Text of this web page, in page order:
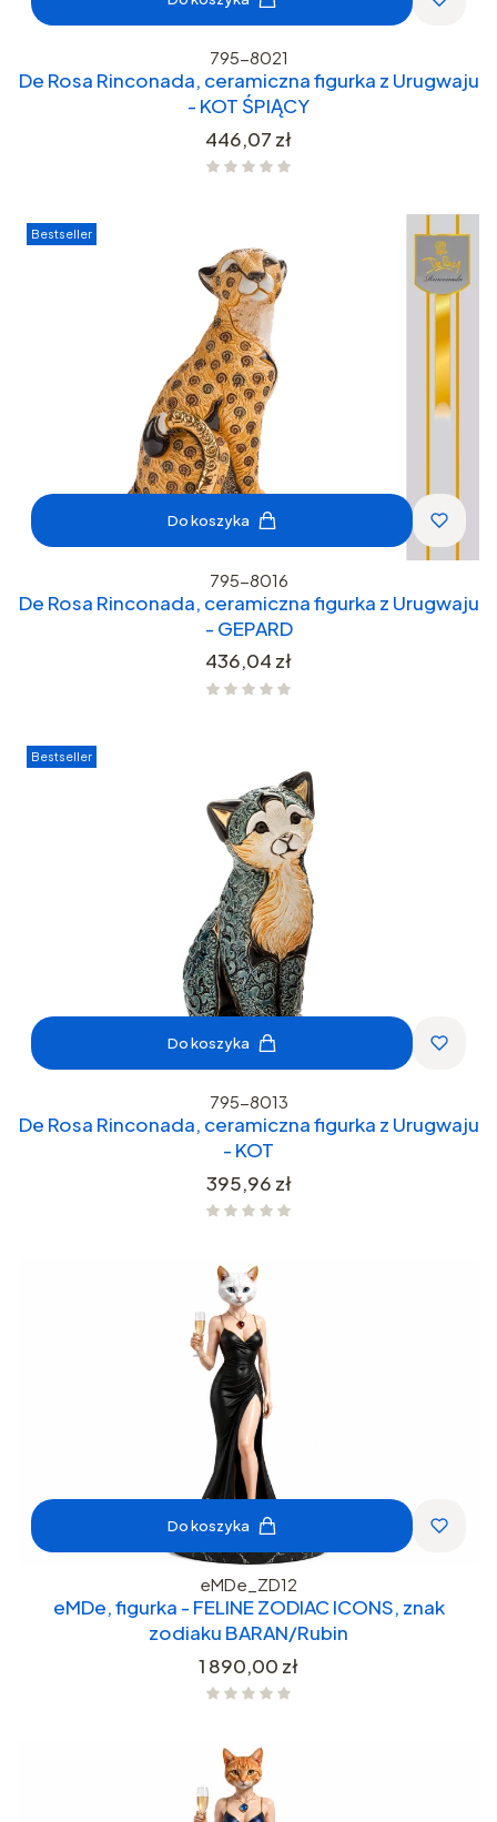
795-8021
De Rosa Rinconada, ceramiczna figurka z Urugwaju
- KOT ŚPIĄCY
Cena
446,07 zł
Bestseller
Do koszyka
795-8016
De Rosa Rinconada, ceramiczna figurka z Urugwaju
- GEPARD
Cena
436,04 zł
Bestseller
Do koszyka
795-8013
De Rosa Rinconada, ceramiczna figurka z Urugwaju
- KOT
Cena
395,96 zł
Do koszyka
eMDe_ZD12
eMDe, figurka - FELINE ZODIAC ICONS, znak
zodiaku BARAN/Rubin
Cena
1 890,00 zł